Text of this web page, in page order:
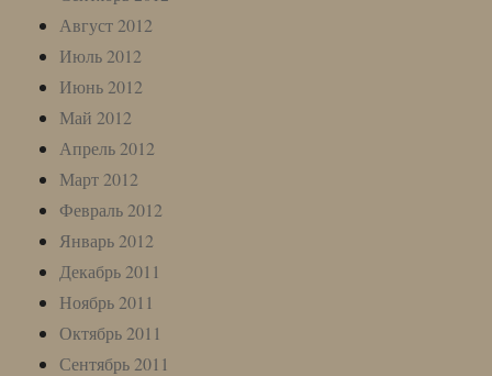
Август 2012
Июль 2012
Июнь 2012
Май 2012
Апрель 2012
Март 2012
Февраль 2012
Январь 2012
Декабрь 2011
Ноябрь 2011
Октябрь 2011
Сентябрь 2011